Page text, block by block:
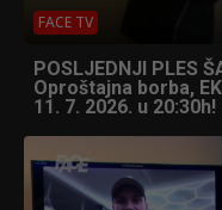
FACE TV
POSLJEDNJI PLES
Oproštajna borba,
11. 7. 2026. u 20:30h!